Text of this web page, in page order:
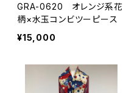
GRA-0620 オレンジ系花
柄×水玉コンビツーピース
¥15,000